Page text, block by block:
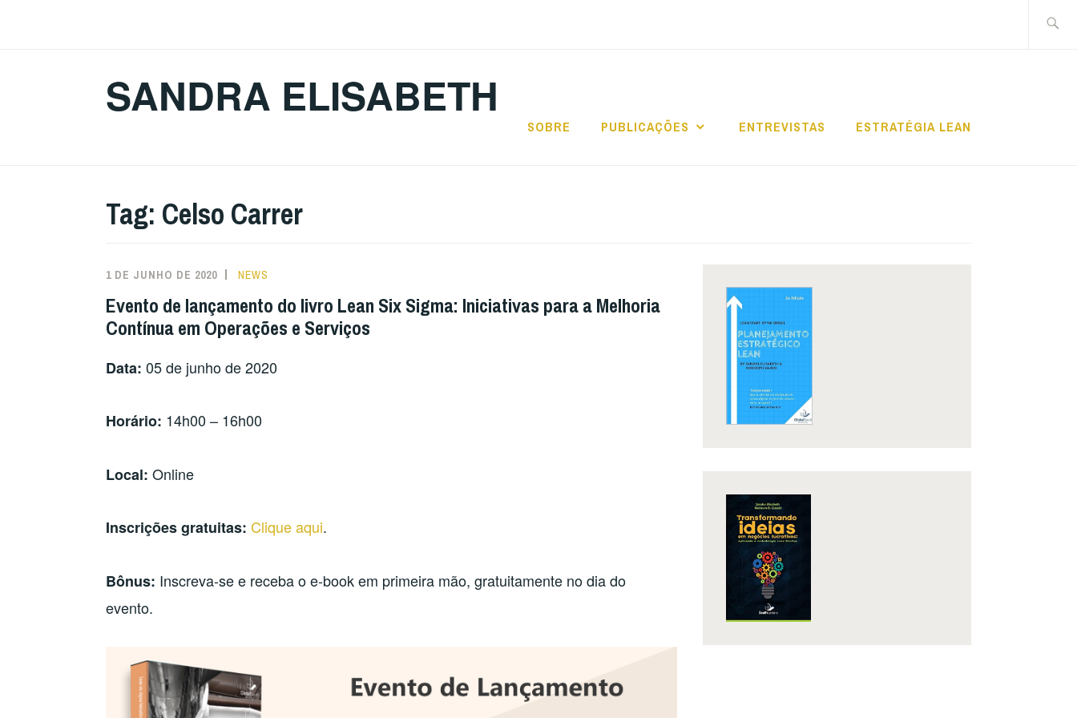
SANDRA ELISABETH
SOBRE PUBLICAÇÕES ENTREVISTAS ESTRATÉGIA LEAN
Tag: Celso Carrer
1 DE JUNHO DE 2020 NEWS
Evento de lançamento do livro Lean Six Sigma: Iniciativas para a Melhoria
Contínua em Operações e Serviços
Data: 05 de junho de 2020
Horário: 14h00 – 16h00
Local: Online
Inscrições gratuitas: Clique aqui.
Bônus: Inscreva-se e receba o e-book em primeira mão, gratuitamente no dia do
evento.